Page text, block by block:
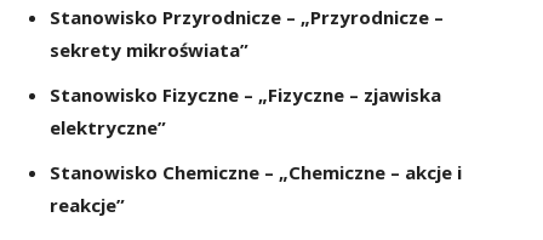
Stanowisko Przyrodnicze – „Przyrodnicze –
sekrety mikroświata”
Stanowisko Fizyczne – „Fizyczne – zjawiska
elektryczne”
Stanowisko Chemiczne – „Chemiczne – akcje i
reakcje”